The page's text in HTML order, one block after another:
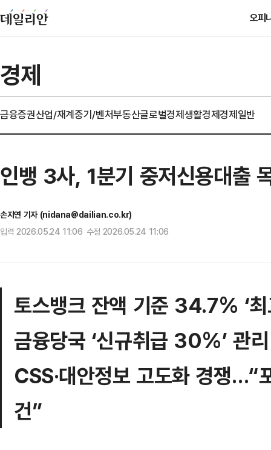
오피
경제
금융증권산업/재계중기/벤처부동산글로벌경제생활경제경제일반
인뱅 3사, 1분기 중저신용대
손지연 기자 (nidana@dailian.co.kr)
입력 2026.05.24 11:06 수정 2026.05.24 11:06
토스뱅크 잔액 기준 34.7% ‘
금융당국 ‘신규취급 30%’ 관
CSS·대안정보 고도화 경쟁…“
건”